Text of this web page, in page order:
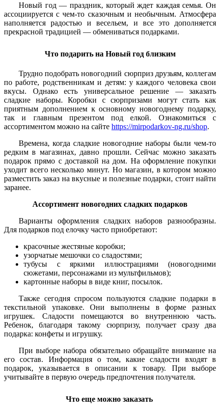
Новый год — праздник, который ждет каждая семья. Он
ассоциируется с чем-то сказочным и необычным. Атмосфера
наполняется радостью и весельем, и все это дополняется
прекрасной традицией — обмениваться подарками.
Что подарить на Новый год близким
Трудно подобрать новогодний сюрприз друзьям, коллегам
по работе, родственникам и детям: у каждого человека свои
вкусы. Однако есть универсальное решение — заказать
сладкие наборы. Коробки с сюрпризами могут стать как
приятным дополнением к основному новогоднему подарку,
так и главным презентом под елкой. Ознакомиться с
ассортиментом можно на сайте https://mirpodarkov-ng.ru/shop.
Времена, когда сладкие новогодние наборы были чем-то
редким в магазинах, давно прошли. Сейчас можно заказать
подарок прямо с доставкой на дом. На оформление покупки
уходит всего несколько минут. Но магазин, в котором можно
разместить заказ на вкусные и полезные подарки, стоит найти
заранее.
Ассортимент новогодних сладких подарков
Варианты оформления сладких наборов разнообразны.
Для подарков под елочку часто приобретают:
красочные жестяные коробки;
узорчатые мешочки со сладостями;
тубусы с яркими иллюстрациями (новогодними
сюжетами, персонажами из мультфильмов);
картонные наборы в виде книг, посылок.
Также сегодня спросом пользуются сладкие подарки в
текстильной упаковке. Они выполнены в форме разных
игрушек. Сладости помещаются во внутреннюю часть.
Ребенок, благодаря такому сюрпризу, получает сразу два
подарка: конфеты и игрушку.
При выборе набора обязательно обращайте внимание на
его состав. Информация о том, какие сладости входят в
подарок, указывается в описании к товару. При выборе
учитывайте в первую очередь предпочтения получателя.
Что еще можно заказать